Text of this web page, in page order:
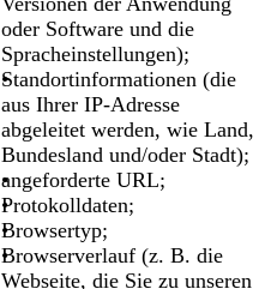
oder Software und die
Spracheinstellungen);
Standortinformationen (die
aus Ihrer IP-Adresse
abgeleitet werden, wie Land,
Bundesland und/oder Stadt);
angeforderte URL;
Protokolldaten;
Browsertyp;
Browserverlauf (z. B. die
Webseite, die Sie zu unseren